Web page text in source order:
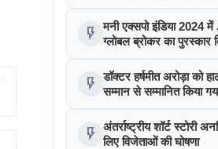
flash_on मनी एक्सपो इंडिया
ग्लोबल ब्रोकर का पुरस्कार
flash_on डॉक्टर हर्षमीत अरोड़ा को
सम्मान से सम्मानित किया
flash_on अंतर्राष्ट्रीय शॉर्ट स्टोरी
लिए विजेताओं की घोषणा